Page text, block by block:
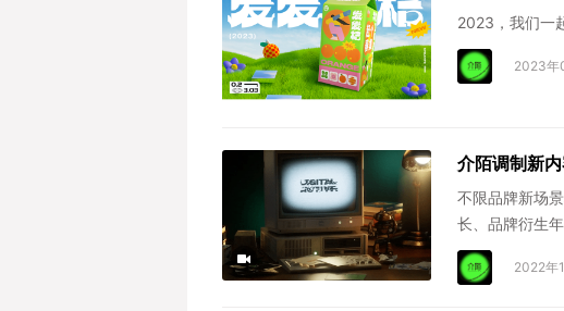
2023，我们一
2023年
介陌调制新
不限品牌新场
长、品牌衍生
2022年